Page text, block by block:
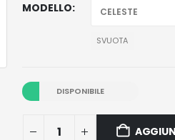
MODELLO
SVUOTA
DISPONIBILE